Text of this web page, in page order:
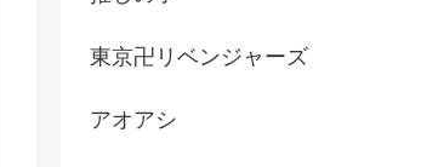
東京卍リベンジャーズ
アオアシ